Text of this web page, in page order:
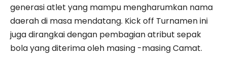
generasi atlet yang mampu mengharumkan nama
daerah di masa mendatang. Kick off Turnamen ini
juga dirangkai dengan pembagian atribut sepak
bola yang diterima oleh masing -masing Camat.